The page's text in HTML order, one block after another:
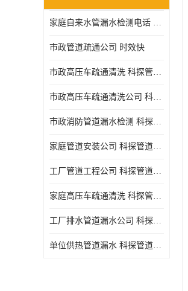
家庭自来水管漏水检测电话 服务周到
市政管道疏通公司 时效快
市政高压车疏通清洗 科探管道工程 设备齐
市政高压车疏通清洗公司 科探管道工程 经验丰富
市政消防管道漏水检测 科探管道工程 快速上门
家庭管道安装公司 科探管道工程 团队服务
工厂管道工程公司 科探管道工程 时效快
家庭高压车疏通清洗 科探管道工程 服务周到
工厂排水管道漏水公司 科探管道工程 快速上门
单位供热管道漏水 科探管道工程 设备齐